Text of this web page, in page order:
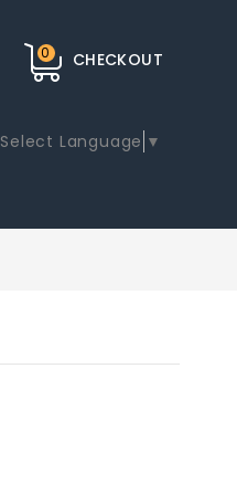
CHECKOUT
0
Select Language ▼